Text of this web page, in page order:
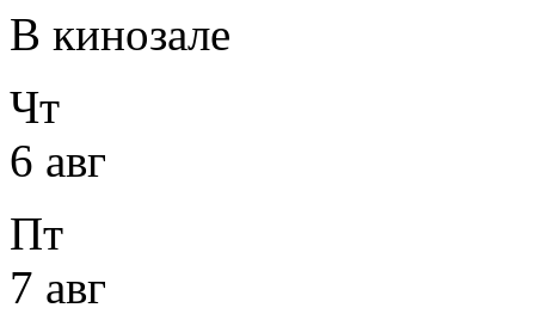
В кинозале
Чт
6 авг
Пт
7 авг